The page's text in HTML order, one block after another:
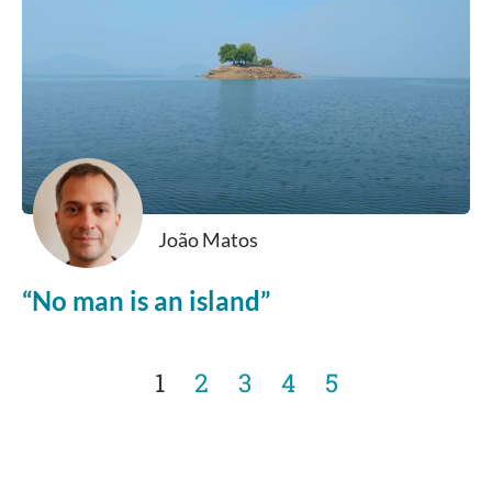
João Matos
“No man is an island”
1 2 3 4 5